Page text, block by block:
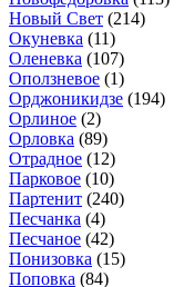
Новый Свет (214)
Окуневка (11)
Оленевка (107)
Оползневое (1)
Орджоникидзе (194)
Орлиное (2)
Орловка (89)
Отрадное (12)
Парковое (10)
Партенит (240)
Песчанка (4)
Песчаное (42)
Понизовка (15)
Поповка (84)